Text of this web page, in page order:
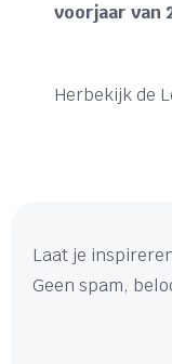
voorjaar van
Herbekijk de
Laat je
Geen spam,